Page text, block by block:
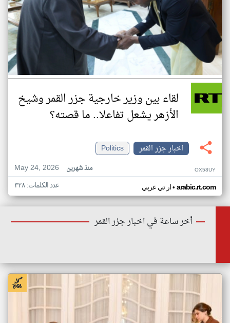
لقاء بين وزير خارجية جزر القمر وشيخ
الأزهر يشعل تفاعلا.. ما قصته؟
اخبار جزر القمر
Politics
May 24, 2026
منذ شهرين OX58UY
ار تي عربي• arabic.rt.com عدد الكلمات: ٣٢٨
أخر ساعة في اخبار جزر القمر